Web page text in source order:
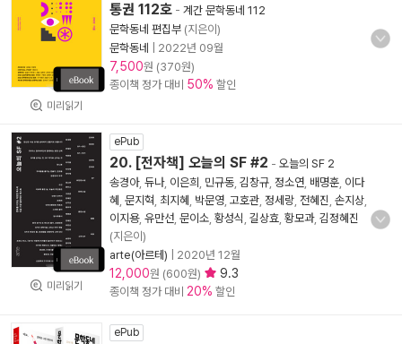
미리읽기
통권 112호 - 계간 문학동네 112
문학동네 편집부 (지은이)
문학동네
2022년 09월
7,500원 (370원)
종이책 정가 대비 50% 할인
미리읽기
ePub
20. [전자책] 오늘의 SF #2 - 오늘의 SF 2
송경아, 듀나, 이은희 민규동 김창규 정소연 배명훈 이다
혜
문지혁 최지혜 박문영 고호관 정세랑 전혜진 손지상
이지용, 유만선 문이소 황성식 길상효 황모과, 김정혜진
(지은이)
arte(아르테)
2020년 12월
12,000원 (600원) 9.3
종이책 정가 대비 20% 할인
ePub